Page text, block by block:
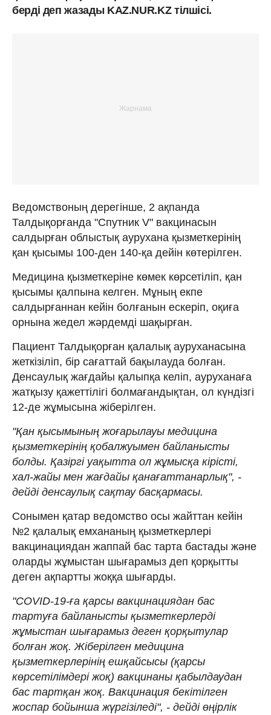
берді деп жазады KAZ.NUR.KZ тілшісі.
Ведомствоның дерегінше, 2 ақпанда
Талдықорғанда "Спутник V" вакцинасын
салдырған облыстық аурухана қызметкерінің
қан қысымы 100-ден 140-қа дейін көтерілген.
Медицина қызметкеріне көмек көрсетіліп, қан
қысымы қалпына келген. Мұның екпе
салдырғаннан кейін болғанын ескеріп, оқиға
орнына жедел жәрдемді шақырған.
Пациент Талдықорған қалалық ауруханасына
жеткізіліп, бір сағаттай бақылауда болған.
Денсаулық жағдайы қалыпқа келіп, ауруханаға
жатқызу қажеттілігі болмағандықтан, ол күндізгі
12-де жұмысына жіберілген.
"Қан қысымының жоғарылауы медицина
қызметкерінің қобалжуымен байланысты
болды. Қазіргі уақытта ол жұмысқа кірісті,
хал-жайы мен жағдайы қанағаттанарлық", -
дейді денсаулық сақтау басқармасы.
Сонымен қатар ведомство осы жайттан кейін
№2 қалалық емхананың қызметкерлері
вакцинациядан жаппай бас тарта бастады және
оларды жұмыстан шығарамыз деп қорқытты
деген ақпартты жоққа шығарды.
"COVID-19-ға қарсы вакцинациядан бас
тартуға байланысты қызметкерлерді
жұмыстан шығарамыз деген қорқытулар
болған жоқ. Жіберілген медицина
қызметкерлерінің ешқайсысы (қарсы
көрсетілімдері жоқ) вакцинаны қабылдаудан
бас тартқан жоқ. Вакцинация бекітілген
жоспар бойынша жүргізіледі", - дейді өңірлік